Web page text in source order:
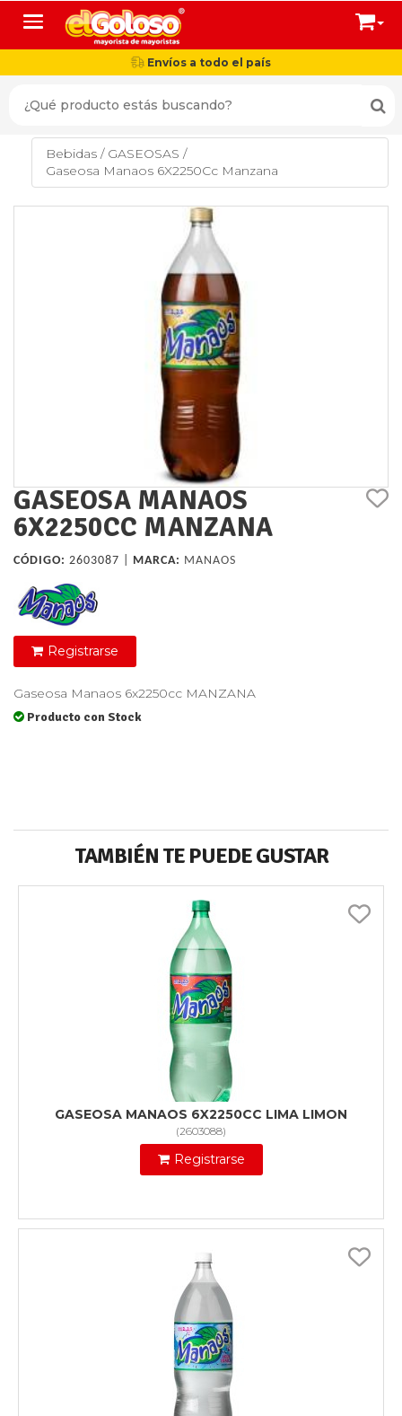
Toggle navigation
Envíos a todo el país
Bebidas / GASEOSAS /
Gaseosa Manaos 6X2250Cc Manzana
GASEOSA MANAOS
6X2250CC MANZANA
CÓDIGO: 2603087 | MARCA: MANAOS
Registrarse
Gaseosa Manaos 6x2250cc MANZANA
Producto con Stock
TAMBIÉN TE PUEDE GUSTAR
GASEOSA MANAOS 6X2250CC LIMA LIMON
(2603088)
Registrarse